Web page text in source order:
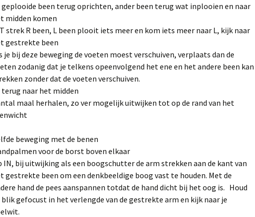
geplooide been terug oprichten, ander been terug wat inplooien en naar
midden komen
strek R been, L been plooit iets meer en kom iets meer naar L, kijk naar
gestrekte been
je bij deze beweging de voeten moest verschuiven, verplaats dan de
zodanig dat je telkens opeenvolgend het ene en het andere been kan
zonder dat de voeten verschuiven.
terug naar het midden
maal herhalen, zo ver mogelijk uitwijken tot op de rand van het
beweging met de benen
voor de borst boven elkaar
IN, bij uitwijking als een boogschutter de arm strekken aan de kant van
gestrekte been om een denkbeeldige boog vast te houden. Met de
hand de pees aanspannen totdat de hand dicht bij het oog is. Houd
blik gefocust in het verlengde van de gestrekte arm en kijk naar je